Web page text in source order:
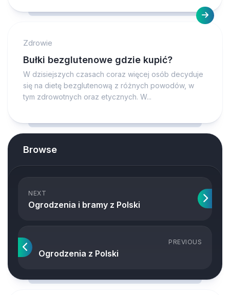
Zdrowie
Bułki bezglutenowe gdzie kupić?
W dzisiejszych czasach coraz więcej osób decyduje
się na dietę bezglutenową z różnych powodów, w
tym zdrowotnych oraz etycznych. W...
Browse
NEXT
Ogrodzenia i bramy z Polski
PREVIOUS
Ogrodzenia z Polski